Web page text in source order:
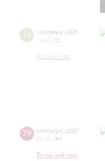
28 сентября 2016
19:00 Ср
Малый зал
29 сентября 2016
20:00 Чт
Большой зал